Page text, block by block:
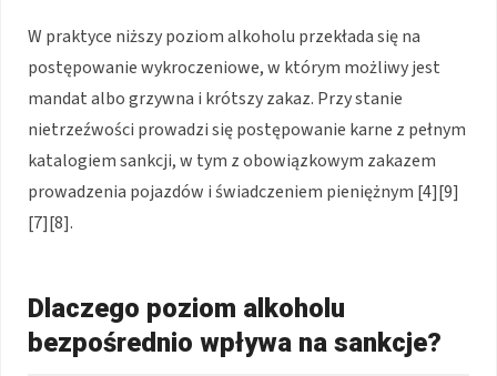
W praktyce niższy poziom alkoholu przekłada się na
postępowanie wykroczeniowe, w którym możliwy jest
mandat albo grzywna i krótszy zakaz. Przy stanie
nietrzeźwości prowadzi się postępowanie karne z pełnym
katalogiem sankcji, w tym z obowiązkowym zakazem
prowadzenia pojazdów i świadczeniem pieniężnym [4][9]
[7][8].
Dlaczego poziom alkoholu
bezpośrednio wpływa na sankcje?